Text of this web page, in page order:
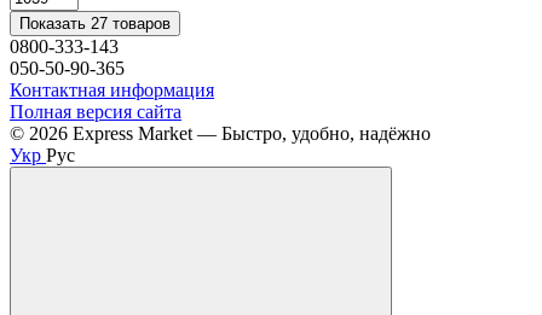
Показать 27 товаров
0800-333-143
050-50-90-365
Контактная информация
Полная версия сайта
© 2026 Express Market — Быстро, удобно, надёжно
Укр Рус